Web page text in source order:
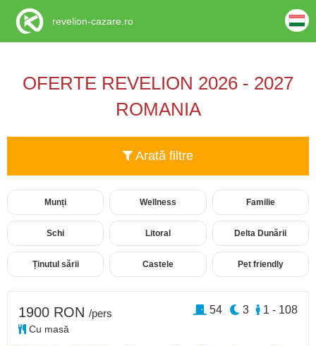
OFERTE REVELION 2026 - 2027
ROMANIA
Arată filtre
Munți Wellness Familie
Schi Litoral Delta Dunării
Ținutul sării Castele Pet friendly
1900 RON /pers
Cu masă
1 - 108
3
54
revelion-cazare.ro